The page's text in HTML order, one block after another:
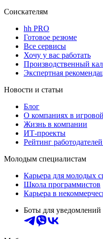
Соискателям
hh PRO
Готовое резюме
Все сервисы
Хочу у вас работать
Производственный
Экспертная
Новости и статьи
Блог
О компаниях в
Жизнь в компании
ИТ-проекты
Рейтинг
Молодым специалистам
Карьера для молодых
Школа программистов
Карьера в
Боты для уведомлений